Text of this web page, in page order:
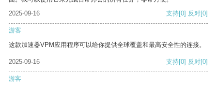
2025-09-16
支持[0] 反对[0]
游客
这款加速器VPM应用程序可以给你提供全球覆盖和最高安全性的连接。
2025-09-16 支持[0] 反对[0]
游客